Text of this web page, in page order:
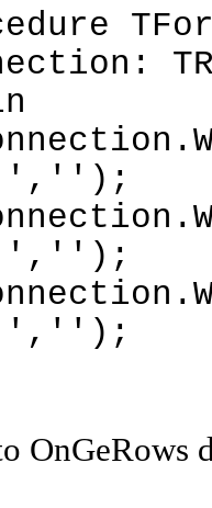
OnGeRows